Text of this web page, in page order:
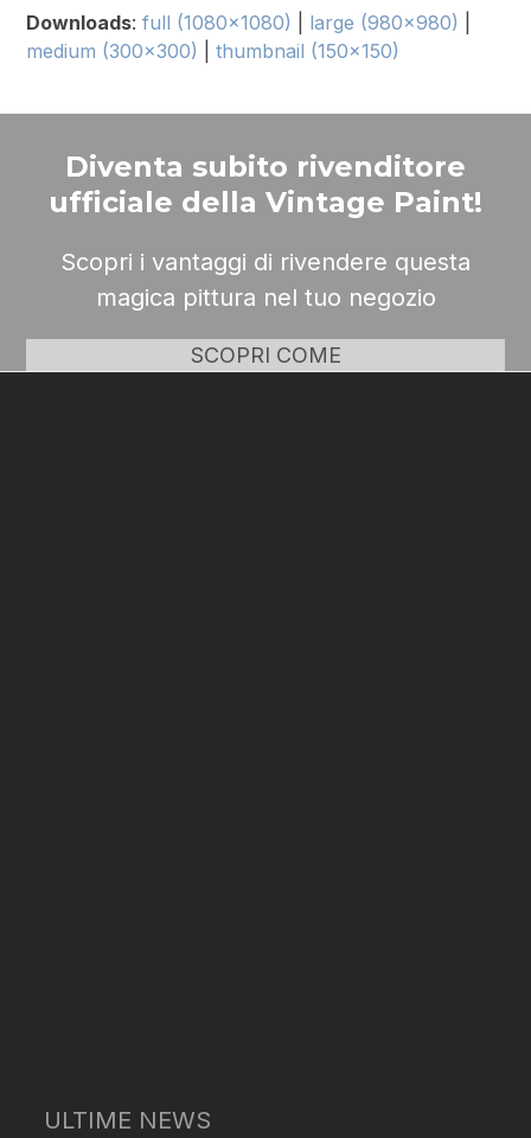
Downloads:full (1080x1080) large (980x980)
medium (300x300)
|thumbnail (150x150)
Diventa subito rivenditore
ufficiale della Vintage Paint!
Scopri i vantaggi di rivendere questa
magica pittura nel tuo negozio
SCOPRI COME
ULTIME NEWS